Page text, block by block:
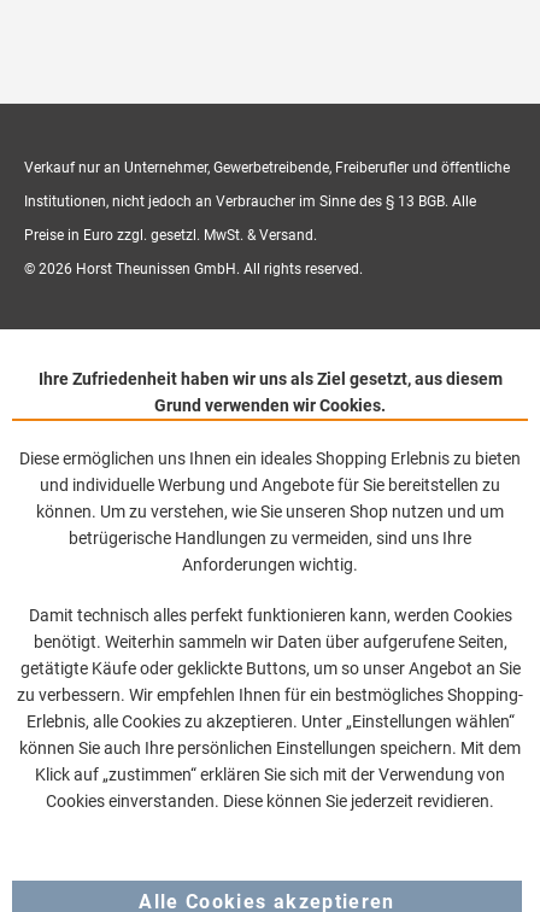
Verkauf nur an Unternehmer, Gewerbetreibende, Freiberufler und öffentliche
Institutionen, nicht jedoch an Verbraucher im Sinne des § 13 BGB. Alle
Preise in Euro zzgl. gesetzl. MwSt. & Versand.
© 2026 Horst Theunissen GmbH. All rights reserved.
Ihre Zufriedenheit haben wir uns als Ziel gesetzt, aus diesem
Grund verwenden wir Cookies.
Diese ermöglichen uns Ihnen ein ideales Shopping Erlebnis zu bieten
und individuelle Werbung und Angebote für Sie bereitstellen zu
können. Um zu verstehen, wie Sie unseren Shop nutzen und um
betrügerische Handlungen zu vermeiden, sind uns Ihre
Anforderungen wichtig.
Damit technisch alles perfekt funktionieren kann, werden Cookies
benötigt. Weiterhin sammeln wir Daten über aufgerufene Seiten,
getätigte Käufe oder geklickte Buttons, um so unser Angebot an Sie
zu verbessern. Wir empfehlen Ihnen für ein bestmögliches Shopping-
Erlebnis, alle Cookies zu akzeptieren. Unter „Einstellungen wählen“
können Sie auch Ihre persönlichen Einstellungen speichern. Mit dem
Klick auf „zustimmen“ erklären Sie sich mit der Verwendung von
Cookies einverstanden. Diese können Sie jederzeit revidieren.
Alle Cookies akzeptieren